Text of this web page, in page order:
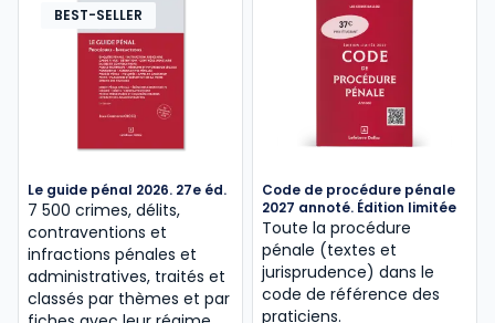
BEST-SELLER
Le guide pénal 2026. 27e éd.
7 500 crimes, délits,
contraventions et
infractions pénales et
administratives, traités et
classés par thèmes et par
Code de procédure pénale
2027 annoté. Édition limitée
Toute la procédure
pénale (textes et
jurisprudence) dans le
code de référence des
praticiens.